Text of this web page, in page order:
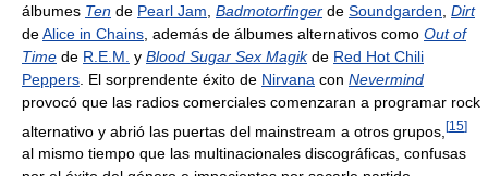
álbumes Ten de Pearl Jam Badmotorfinger de Soundgarden Dirt
deAlice in Chains , además de álbumes alternativos como Out of
Time de R.E.M. y Blood Sugar Sex Magikde Red Hot Chili
Peppers . El sorprendente éxito de Nirvana con Nevermind
provocó que las radios comerciales comenzaran a programar rock
alternativo y abrió las puertas del mainstream a otros grupos, [15]
al mismo tiempo que las multinacionales discográficas, confusas